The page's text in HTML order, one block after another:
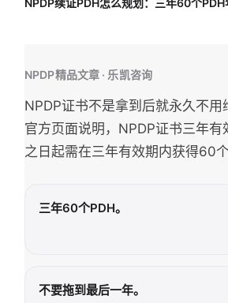
NPDP续证PDH怎么规划：三年60个PDH
NPDP精品文章 · 乐凯咨询
NPDP证书不是拿到后就永久不用
官方页面说明，NPDP证书三年有
之日起需在三年有效期内获得60个
三年60个PDH。
不要拖到最后一年。